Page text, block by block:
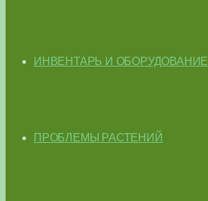
ИНВЕНТАРЬ И ОБОРУДОВАНИЕ
ПРОБЛЕМЫ РАСТЕНИЙ